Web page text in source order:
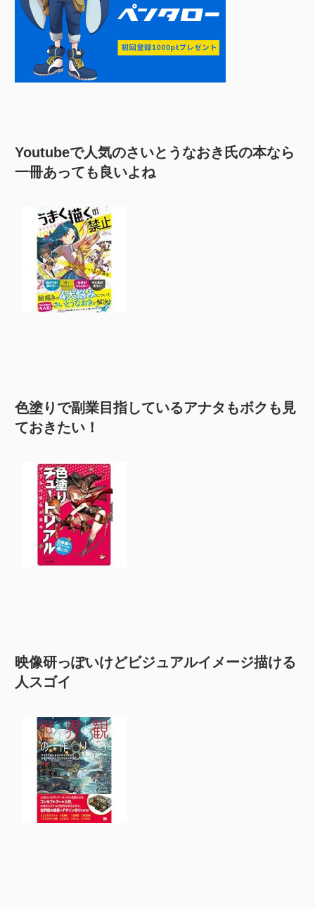
Youtubeで人気のさいとうなおき氏の本なら
一冊あっても良いよね
色塗りで副業目指しているアナタもボクも見
ておきたい！
映像研っぽいけどビジュアルイメージ描ける
人スゴイ